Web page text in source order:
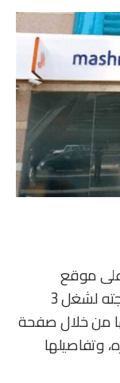
موقع
التواصل الاجتماعي «لينكد إن»، عن حاجته لشغل 3
من خلال صفحة
وتفاصيلها